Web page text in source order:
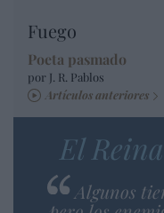
Fuego
Poeta pasmado
por J. R. Pablos
Artículos anteriores
El
Algunos